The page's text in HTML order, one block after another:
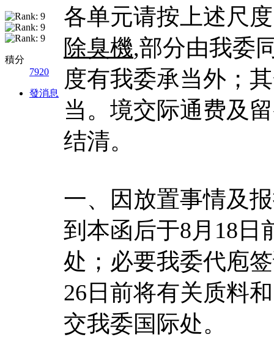
積分
7920
發消息
各单元请按上述尺
除臭機,部分由我委
度有我委承当外；
当。境交际通费及
结清。
一、因放置事情及
到本函后于8月18日
处；必要我委代庖
26日前将有关质料
交我委国际处。